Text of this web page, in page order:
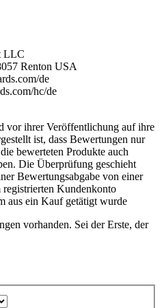
LLC
Renton USA
de
hc/de
vor ihrer Veröffentlichung auf ihre
ist, dass Bewertungen nur
bewerteten Produkte auch
Die Überprüfung geschieht
Bewertungsabgabe von einer
Kundenkonto
aus ein Kauf getätigt wurde
vorhanden. Sei der Erste, der